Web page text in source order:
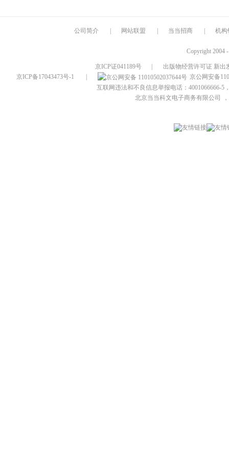
公司简介 网站联盟 当当招商 机构
Copyright 2004
京ICP证041189号
出版物经营许可证 新出
京ICP备17043473号-1
京公网安备
互联网违法和不良信息举报电话：4001066666-5
北京当当科文电子商务有限公司